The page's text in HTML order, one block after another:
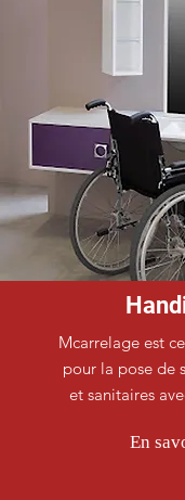
Mcarrelage est
pour la pose de
et sanitaires
En